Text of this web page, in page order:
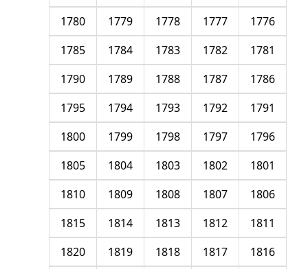
1776
1777
1778
1779
1780
1781
1782
1783
1784
1785
1786
1787
1788
1789
1790
1791
1792
1793
1794
1795
1796
1797
1798
1799
1800
1801
1802
1803
1804
1805
1806
1807
1808
1809
1810
1811
1812
1813
1814
1815
1816
1817
1818
1819
1820